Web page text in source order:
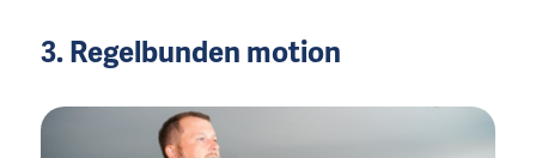
3. Regelbunden motion